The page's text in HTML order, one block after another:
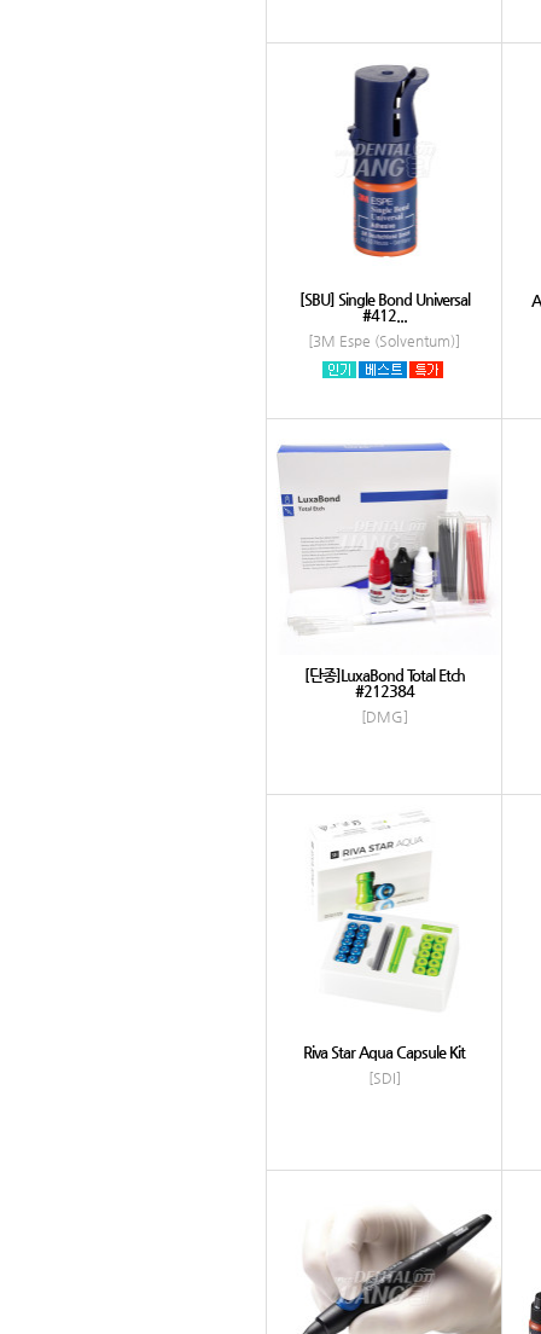
[SBU] Single Bond Universal
#412...
[3M Espe (Solventum)]
[단종]LuxaBond Total Etch
#212384
[DMG]
Riva Star Aqua Capsule Kit
[SDI]